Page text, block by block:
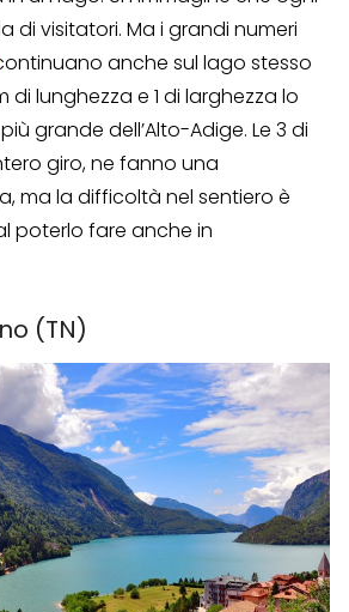
di visitatori. Ma i grandi numeri
anche sul lago stesso
di lunghezza e 1 di larghezza lo
grande dell’Alto-Adige. Le 3 di
giro, ne fanno una
ma la difficoltà nel sentiero è
poterlo fare anche in
(TN)